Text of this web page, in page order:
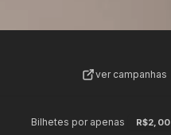
ver campanhas
Bilhetes por apenas R$2,00